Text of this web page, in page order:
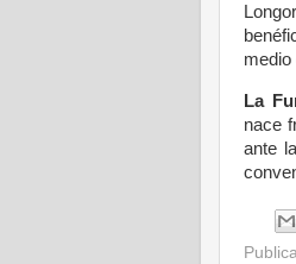
medio
La
nace
ante